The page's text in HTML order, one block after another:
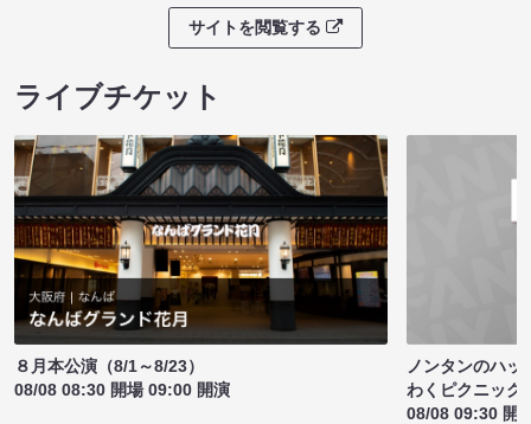
サイトを閲覧する
ライブチケット
８月本公演（8/1～8/23）
08/08 08:30 開場 09:00 開演
ノンタンのハッ
わくピクニック
08/08 09:30 開